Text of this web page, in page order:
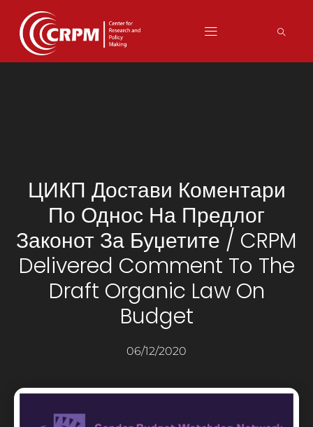
ЦИКП Достави Коментари
По Однос На Предлог
Законот За Буџетите / CRPM
Delivered Comment To The
Draft Organic Law On
Budget
06/12/2020